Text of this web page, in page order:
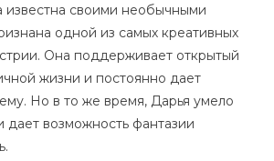
известна своими необычными
одной из самых креативных
Она поддерживает открытый
жизни и постоянно дает
Но в то же время, Дарья умело
дает возможность фантазии